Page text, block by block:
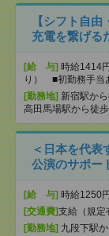
【シフト自
充電を繋げる
[給 与] 時給1414
り） ■初勤務手
[勤務地] 新宿駅か
高田馬場駅から徒歩
＜日本を代表
公演のサポー
[給 与] 時給1250
[交通費]支給（規定
[勤務地] 九段下駅